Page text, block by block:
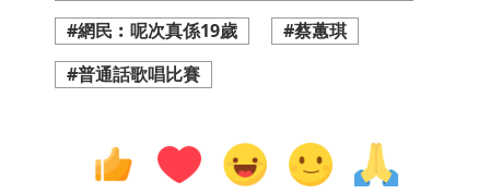
#網民︰呢次真係19歲
#蔡蕙琪
#普通話歌唱比賽